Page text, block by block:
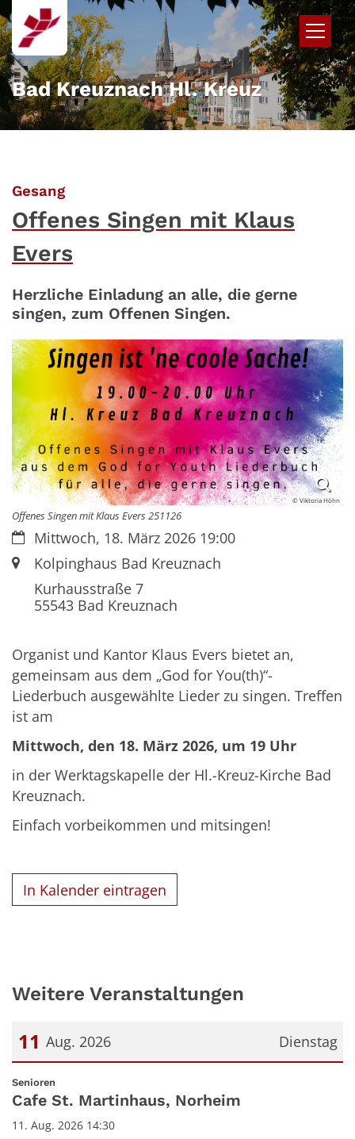
Zum Inhalt springen
Bad Kreuznach Hl. Kreuz
Gesang:
Offenes Singen mit Klaus
Evers
Herzliche Einladung an alle, die gerne
singen, zum Offenen Singen.
© Viktoria Höhn
Offenes Singen mit Klaus Evers 251126
Datum:Mittwoch, 18. März 2026 19:00
Ort:Kolpinghaus Bad Kreuznach
Kurhausstraße 7
55543Bad Kreuznach
Organist und Kantor Klaus Evers bietet an,
gemeinsam aus dem „God for You(th)“-
Liederbuch ausgewählte Lieder zu singen. Treffen
ist am
Mittwoch, den 18. März 2026, um 19 Uhr
in der Werktagskapelle der Hl.-Kreuz-Kirche Bad
Kreuznach.
Einfach vorbeikommen und mitsingen!
In Kalender eintragen
Weitere Veranstaltungen
Dienstag
11 Aug. 2026
Datum: 11. August 2026
Senioren
Cafe St. Martinhaus, Norheim
11. Aug. 2026 14:30